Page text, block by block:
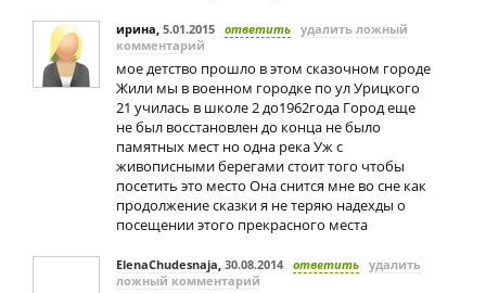
ирина, 5.01.2015 ответить удалить ложный
комментарий
мое детство прошло в этом сказочном городе
Жили мы в военном городке по ул Урицкого
21 училась в школе 2 до1962года Город еще
не был восстановлен до конца не было
памятных мест но одна река Уж с
живописными берегами стоит того чтобы
посетить это место Она снится мне во сне как
продолжение сказки я не теряю надехды о
посещении этого прекрасного места
ElenaChudesnaja, 30.08.2014 ответить удалить
ложный комментарий